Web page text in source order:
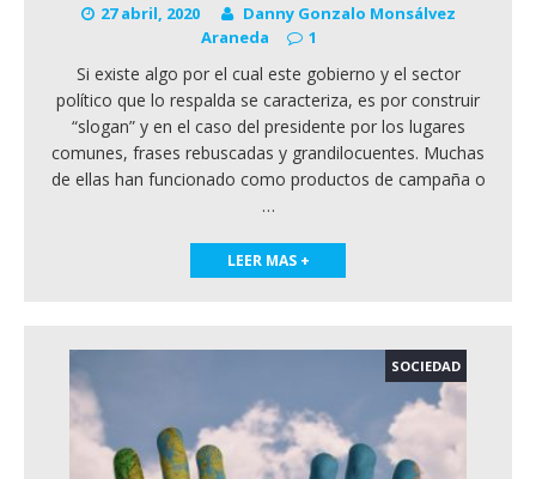
27 abril, 2020
Danny Gonzalo Monsálvez
Araneda
1
Si existe algo por el cual este gobierno y el sector
político que lo respalda se caracteriza, es por construir
“slogan” y en el caso del presidente por los lugares
comunes, frases rebuscadas y grandilocuentes. Muchas
de ellas han funcionado como productos de campaña o
…
LEER MAS +
SOCIEDAD